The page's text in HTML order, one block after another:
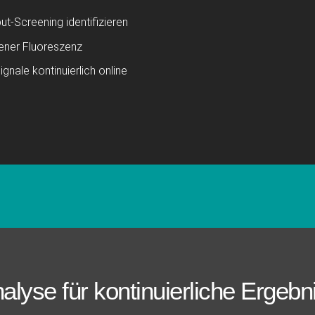
Screening identifizieren
Fluoreszenz
kontinuierlich online
für kontinuierliche